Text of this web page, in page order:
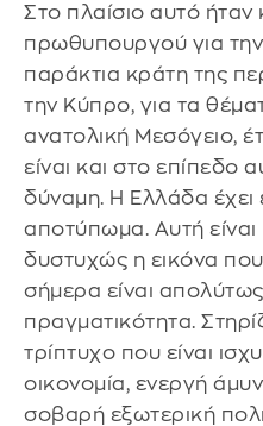
Στο πλαίσιο αυτό
πρωθυπουργού για
παράκτια κράτη της
την Κύπρο, για τα
ανατολική Μεσόγειο,
είναι και στο επίπεδο
δύναμη. Η Ελλάδα έχει
αποτύπωμα. Αυτή είναι
δυστυχώς η εικόνα
σήμερα είναι
πραγματικότητα.
τρίπτυχο που είναι
οικονομία, ενεργή
σοβαρή εξωτερική